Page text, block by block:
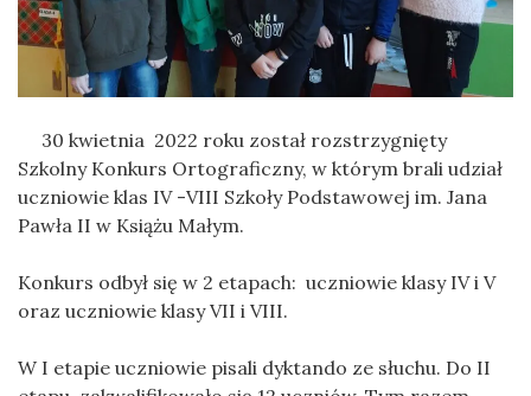
30 kwietnia 2022 roku został rozstrzygnięty
Szkolny Konkurs Ortograficzny, w którym brali udział
uczniowie klas IV -VIII Szkoły Podstawowej im. Jana
Pawła II w Książu Małym.
Konkurs odbył się w 2 etapach: uczniowie klasy IV i V
oraz uczniowie klasy VII i VIII.
W I etapie uczniowie pisali dyktando ze słuchu. Do II